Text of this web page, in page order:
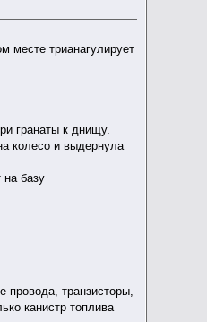
месте трианагулирует
гранаты к днищу.
колесо и выдернула
базу
провода, транзисторы,
канистр топлива